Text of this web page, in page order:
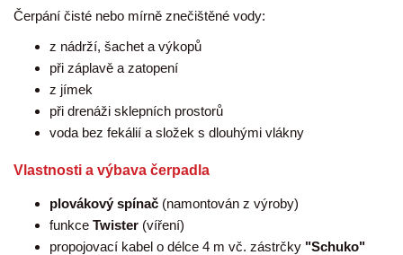
Čerpání čisté nebo mírně znečištěné vody:
z nádrží, šachet a výkopů
při záplavě a zatopení
z jímek
při drenáži sklepních prostorů
voda bez fekálií a složek s dlouhými vlákny
Vlastnosti a výbava čerpadla
plovákový spínač (namontován z výroby)
funkce Twister (víření)
propojovací kabel o délce 4 m vč. zástrčky "Schuko"